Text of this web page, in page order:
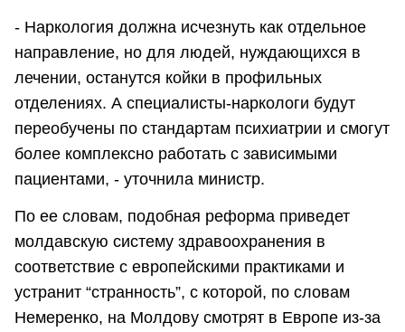
- Наркология должна исчезнуть как отдельное
направление, но для людей, нуждающихся в
лечении, останутся койки в профильных
отделениях. А специалисты-наркологи будут
переобучены по стандартам психиатрии и смогут
более комплексно работать с зависимыми
пациентами, - уточнила министр.
По ее словам, подобная реформа приведет
молдавскую систему здравоохранения в
соответствие с европейскими практиками и
устранит “странность”, с которой, по словам
Немеренко, на Молдову смотрят в Европе из-за